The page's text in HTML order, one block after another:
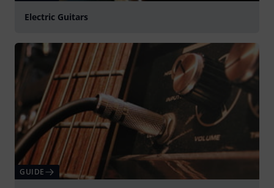
Electric Guitars
GUIDE